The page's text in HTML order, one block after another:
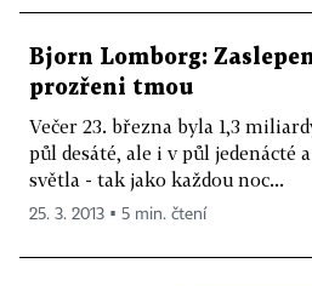
Bjorn Lomborg:
prozřeni tmou
Večer 23. března byla 1,3
půl desáté, ale i v půl jedenácté
světla - tak jako každou noc...
25. 3. 2013 ▪ 5 min. čtení